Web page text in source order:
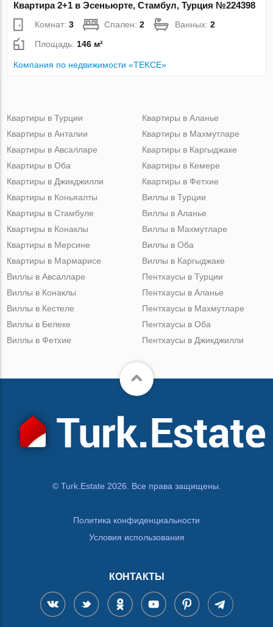
Квартира 2+1 в Эсеньюрте, Стамбул, Турция №224398
Комнат:3 Спален:2 Ванных:2
Площадь: 146 м²
Компания по недвижимости «TEKCE»
Квартиры в Турции
Квартиры в Анталии
Квартиры в Авсалларе
Квартиры в Оба
Квартиры в Джикджилли
Квартиры в Аланье
Квартиры в Махмутларе
Квартиры в Каргыджаке
Квартиры в Кемере
Квартиры в Фетхие
Квартиры в Коньяалты
Квартиры в Стамбуле
Квартиры в Конаклы
Квартиры в Мерсине
Квартиры в Мармарисе
Виллы в Турции
Виллы в Аланье
Виллы в Махмутларе
Виллы в Оба
Виллы в Каргыджаке
Виллы в Авсалларе
Виллы в Конаклы
Виллы в Кестеле
Виллы в Белеке
Виллы в Фетхие
Пентхаусы в Турции
Пентхаусы в Аланье
Пентхаусы в Махмутларе
Пентхаусы в Оба
Пентхаусы в Джикджилли
© Turk.Estate 2026. Все права защищены.
Политика конфиденциальности
Условия использования
КОНТАКТЫ